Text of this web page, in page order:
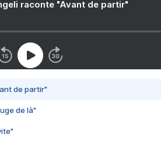
raconte "Avant de partir"
de partir"
de là"